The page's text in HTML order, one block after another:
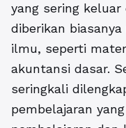
yang sering keluar
diberikan
ilmu, seperti
akuntansi dasar.
seringkali
pembelajaran